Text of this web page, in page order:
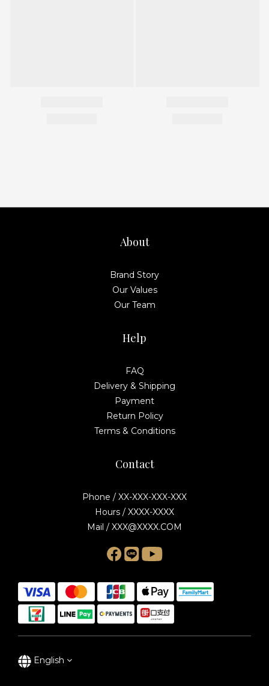
About
Brand Story
Our Values
Our Team
Help
FAQ
Delivery & Shipping
Payment
Return Policy
Terms & Conditions
Contact
Phone / XX-XXX-XXX-XXX
Hours / XXXX-XXXX
Mail / XXX@XXXX.COM
English